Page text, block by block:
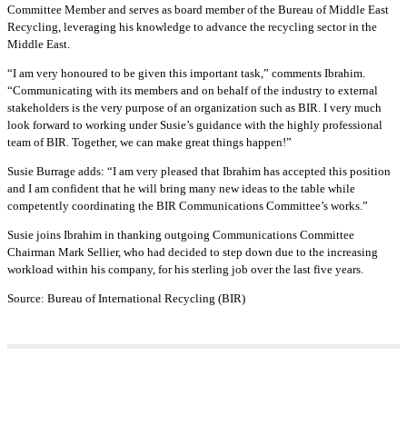
Committee Member and serves as board member of the Bureau of Middle East
Recycling, leveraging his knowledge to advance the recycling sector in the
Middle East.
“I am very honoured to be given this important task,” comments Ibrahim.
“Communicating with its members and on behalf of the industry to external
stakeholders is the very purpose of an organization such as BIR. I very much
look forward to working under Susie’s guidance with the highly professional
team of BIR. Together, we can make great things happen!”
Susie Burrage adds: “I am very pleased that Ibrahim has accepted this position
and I am confident that he will bring many new ideas to the table while
competently coordinating the BIR Communications Committee’s works.”
Susie joins Ibrahim in thanking outgoing Communications Committee
Chairman Mark Sellier, who had decided to step down due to the increasing
workload within his company, for his sterling job over the last five years.
Source: Bureau of International Recycling (BIR)